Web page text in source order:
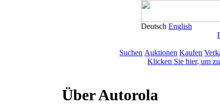
Deutsch English
Suchen Auktionen Kaufen
Klicken Sie hier, um
Über Autorola